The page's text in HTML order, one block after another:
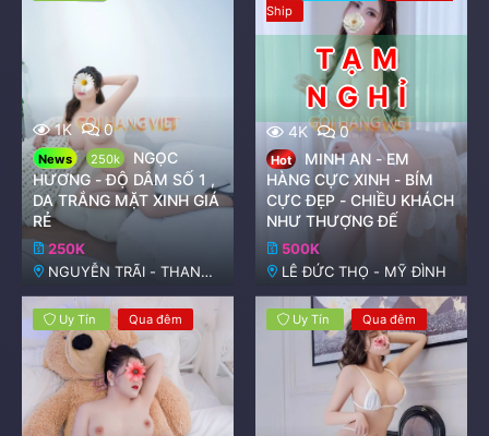
1K 0
News 250k
NGỌC
HƯƠNG - ĐỘ DÂM SỐ 1 ,
DA TRẮNG MẶT XINH GIÁ
RẺ
250K
NGUYỄN TRÃI - THANH
XUÂN
Ship
4K 0
Hot
MINH AN - EM
HÀNG CỰC XINH - BÍM
CỰC ĐẸP - CHIỀU KHÁCH
NHƯ THƯỢNG ĐẾ
500K
LÊ ĐỨC THỌ - MỸ ĐÌNH
Uy Tín Qua đêm Uy Tín Qua đêm